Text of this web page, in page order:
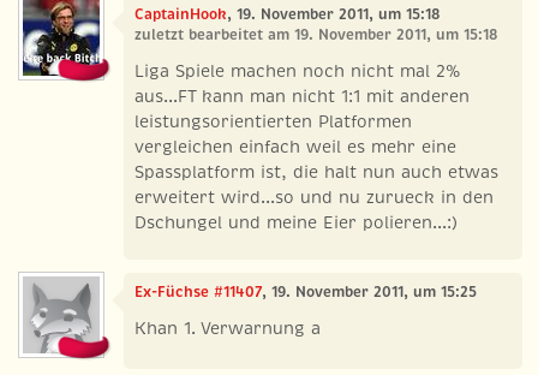
CaptainHook, 19. November 2011, um 15:18
zuletzt bearbeitet am 19. November 2011, um 15:18
Liga Spiele machen noch nicht mal 2%
aus...FT kann man nicht 1:1 mit anderen
leistungsorientierten Platformen
vergleichen einfach weil es mehr eine
Spassplatform ist, die halt nun auch etwas
erweitert wird...so und nu zurueck in den
Dschungel und meine Eier polieren...:)
Ex-Füchse #11407, 19. November 2011, um 15:25
Khan 1. Verwarnung a